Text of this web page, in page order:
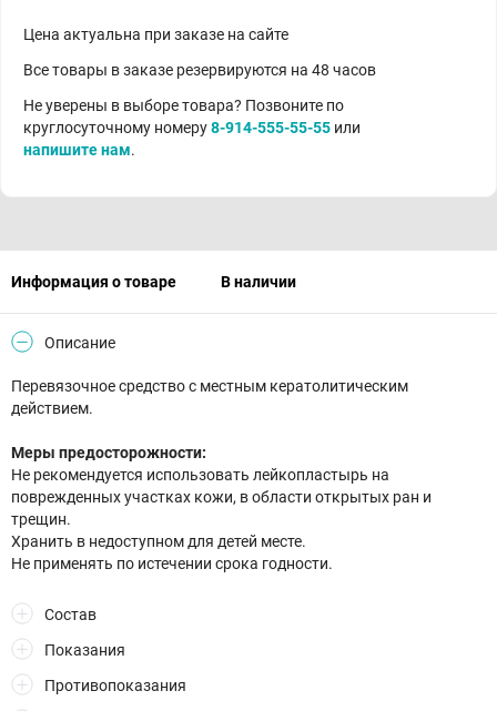
Цена актуальна при заказе на сайте
Все товары в заказе резервируются на 48 часов
Не уверены в выборе товара? Позвоните по
круглосуточному номеру8-914-555-55-55 или
напишите нам.
Информация о товаре В наличии
Описание
Перевязочное средство с местным кератолитическим
действием.
Меры предосторожности:
Не рекомендуется использовать лейкопластырь на
поврежденных участках кожи, в области открытых ран и
трещин.
Хранить в недоступном для детей месте.
Не применять по истечении срока годности.
Состав
Показания
Противопоказания